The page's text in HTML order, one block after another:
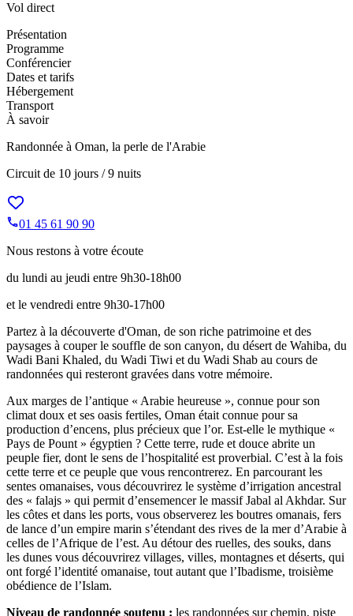
Vol direct
Présentation
Programme
Conférencier
Dates et tarifs
Hébergement
Transport
À savoir
Randonnée à Oman, la perle de l'Arabie
Circuit de 10 jours / 9 nuits
01 45 61 90 90
Nous restons à votre écoute
du lundi au jeudi entre 9h30-18h00
et le vendredi entre 9h30-17h00
Partez à la découverte d'Oman, de son riche patrimoine et des
paysages à couper le souffle de son canyon, du désert de Wahiba, du
Wadi Bani Khaled, du Wadi Tiwi et du Wadi Shab au cours de
randonnées qui resteront gravées dans votre mémoire.
Aux marges de l’antique « Arabie heureuse », connue pour son
climat doux et ses oasis fertiles, Oman était connue pour sa
production d’encens, plus précieux que l’or. Est-elle le mythique «
Pays de Pount » égyptien ? Cette terre, rude et douce abrite un
peuple fier, dont le sens de l’hospitalité est proverbial. C’est à la fois
cette terre et ce peuple que vous rencontrerez. En parcourant les
sentes omanaises, vous découvrirez le système d’irrigation ancestral
des « falajs » qui permit d’ensemencer le massif Jabal al Akhdar. Sur
les côtes et dans les ports, vous observerez les boutres omanais, fers
de lance d’un empire marin s’étendant des rives de la mer d’Arabie à
celles de l’Afrique de l’est. Au détour des ruelles, des souks, dans
les dunes vous découvrirez villages, villes, montagnes et déserts, qui
ont forgé l’identité omanaise, tout autant que l’Ibadisme, troisième
obédience de l’Islam.
Niveau de randonnée soutenu : les randonnées sur chemin, piste